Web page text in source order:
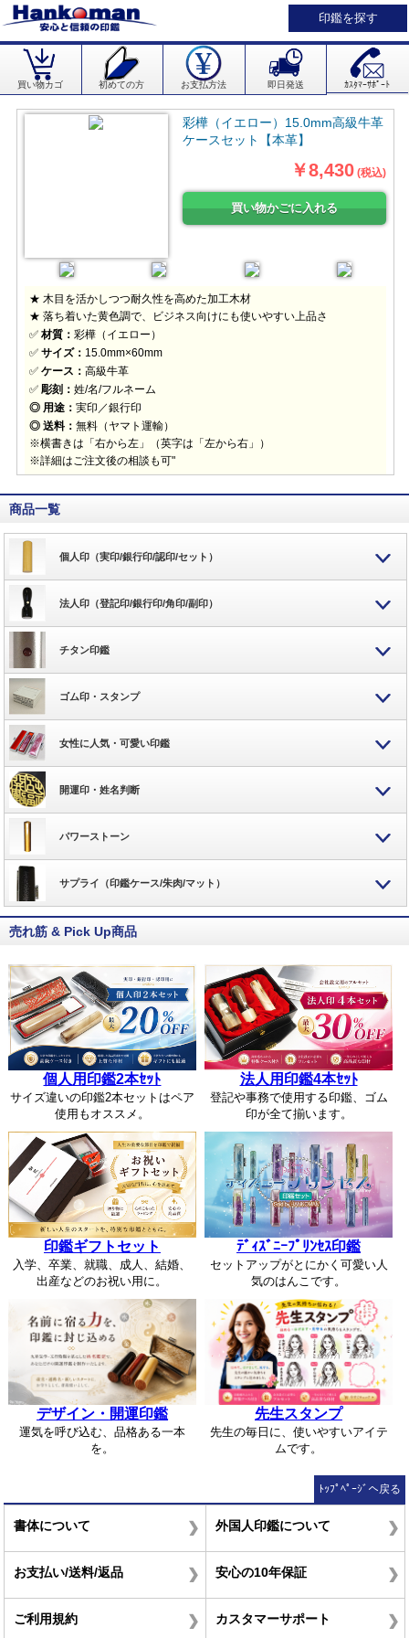
印鑑を探す
買い物カゴ 初めての方 お支払方法 即日発送 ｶｽﾀﾏｰｻﾎﾟｰﾄ
彩樺（イエロー）15.0mm高級牛革
ケースセット【本革】
￥8,430 (税込)
★ 木目を活かしつつ耐久性を高めた加工木材
★ 落ち着いた黄色調で、ビジネス向けにも使いやすい上品さ
✅ 材質： 彩樺（イエロー）
✅ サイズ： 15.0mm×60mm
✅ ケース： 高級牛革
✅ 彫刻： 姓/名/フルネーム
◎ 用途： 実印／銀行印
◎ 送料： 無料（ヤマト運輸）
※横書きは「右から左」（英字は「左から右」）
※詳細はご注文後の相談も可"
商品一覧
個人印（実印/銀行印/認印/セット）
法人印（登記印/銀行印/角印/副印）
チタン印鑑
ゴム印・スタンプ
女性に人気・可愛い印鑑
開運印・姓名判断
パワーストーン
サプライ（印鑑ケース/朱肉/マット）
売れ筋 & Pick Up商品
個人用印鑑2本ｾｯﾄ
サイズ違いの印鑑2本セットはペア
使用もオススメ。
法人用印鑑4本ｾｯﾄ
登記や事務で使用する印鑑、ゴム
印が全て揃います。
印鑑ギフトセット
入学、卒業、就職、成人、結婚、
出産などのお祝い用に。
ﾃﾞｨｽﾞﾆｰﾌﾟﾘﾝｾｽ印鑑
セットアップがとにかく可愛い人
気のはんこです。
デザイン・開運印鑑
運気を呼び込む、品格ある一本
を。
先生スタンプ
先生の毎日に、使いやすいアイテ
ムです。
ﾄｯﾌﾟﾍﾟｰｼﾞへ戻る
書体について 外国人印鑑について
お支払い/送料/返品 安心の10年保証
ご利用規約 カスタマーサポート